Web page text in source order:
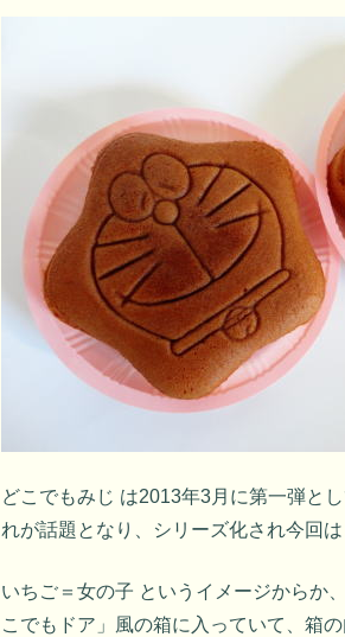
どこでもみじ は2013年3月に第一弾と
れが話題となり、シリーズ化され今回は
いちご＝女の子 というイメージからか
こでもドア」風の箱に入っていて、箱